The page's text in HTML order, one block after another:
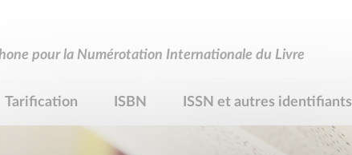
pour la Numérotation Internationale du Livre
Tarification ISBN ISSN et autres identifiants